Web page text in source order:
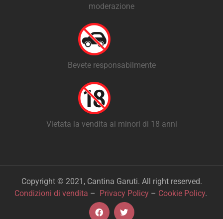
moderazione
Bevete responsabilmente
Vietata la vendita ai minori di 18 anni
Copyright © 2021, Cantina Garuti. All right reserved.
Condizioni di vendita – Privacy Policy– Cookie Policy.